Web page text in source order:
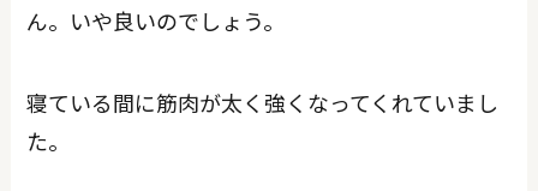
ん。いや良いのでしょう。
寝ている間に筋肉が太く強くなってくれていまし
た。